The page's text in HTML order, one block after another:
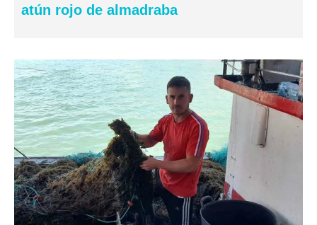
atún rojo de almadraba